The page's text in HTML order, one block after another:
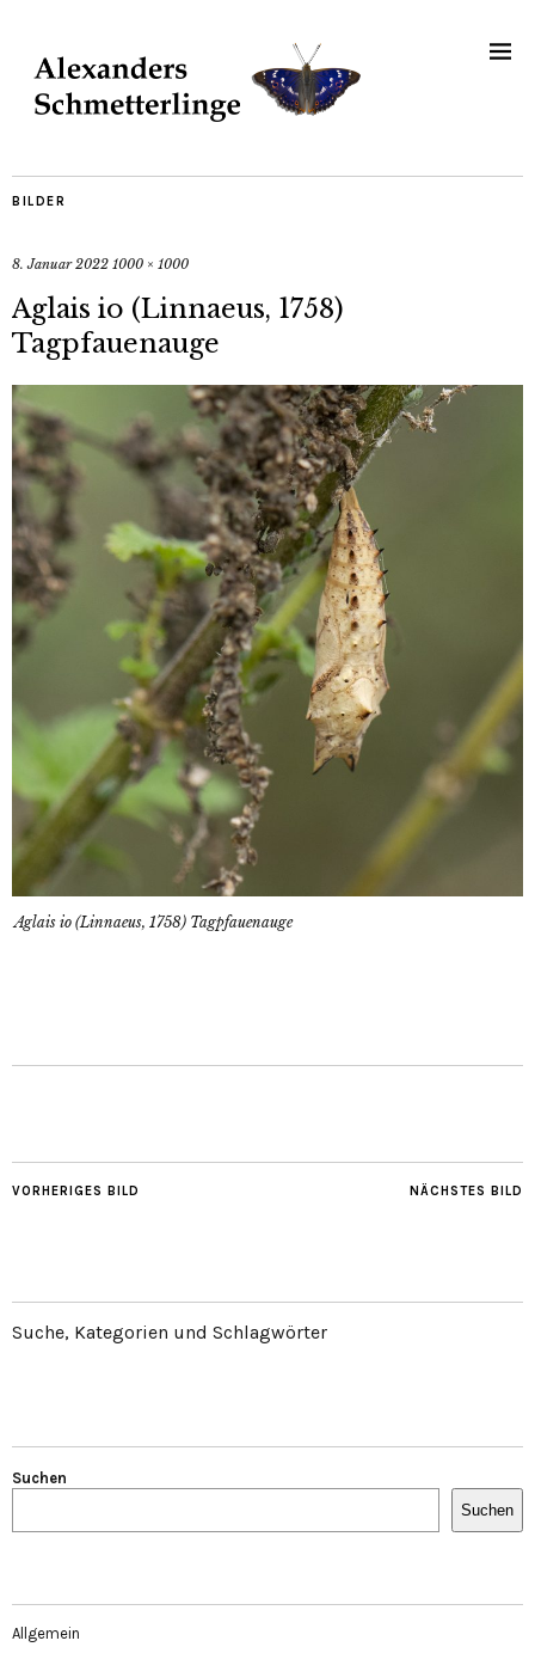
BILDER
8. Januar 2022 1000 × 1000
Aglais io (Linnaeus, 1758)
Tagpfauenauge
Aglais io (Linnaeus, 1758) Tagpfauenauge
NÄCHSTES BILD
VORHERIGES BILD
Suche, Kategorien und Schlagwörter
Suchen
Suchen
Allgemein